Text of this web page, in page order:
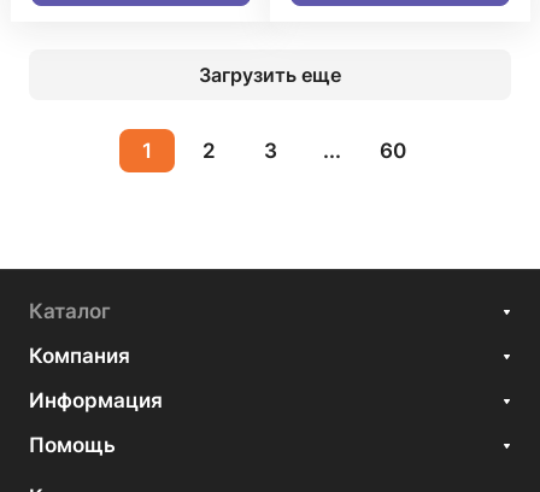
Загрузить еще
1 2 3 ... 60
Каталог
Компания
Информация
Помощь